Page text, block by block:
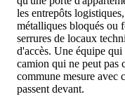
les entrepôts
métalliques bloqués ou
serrures de locaux
d'accès. Une équipe
camion qui ne peut pas
commune mesure avec
passent devant.